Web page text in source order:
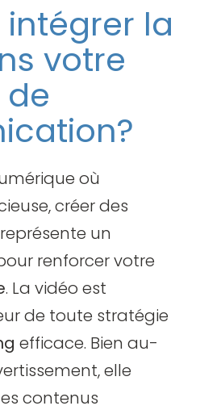
la
votre
où
créer des
représente un
renforcer votre
. La vidéo est
de toute stratégie
efficace. Bien au-
elle
contenus